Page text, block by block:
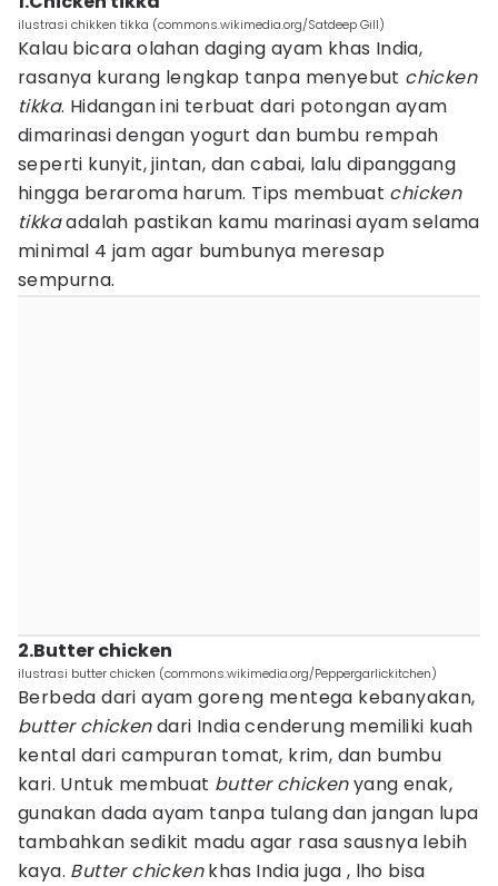
ilustrasi chikken tikka (commons.wikimedia.org/Satdeep Gill)
Kalau bicara olahan daging ayam khas India,
rasanya kurang lengkap tanpa menyebut chicken
tikka. Hidangan ini terbuat dari potongan ayam
dimarinasi dengan yogurt dan bumbu rempah
seperti kunyit, jintan, dan cabai, lalu dipanggang
hingga beraroma harum. Tips membuat chicken
tikkaadalah pastikan kamu marinasi ayam selama
minimal 4 jam agar bumbunya meresap
sempurna.
2.Butter chicken
ilustrasi butter chicken (commons.wikimedia.org/Peppergarlickitchen)
Berbeda dari ayam goreng mentega kebanyakan,
butter chickendari India cenderung memiliki kuah
kental dari campuran tomat, krim, dan bumbu
kari. Untuk membuat butter chickenyang enak,
gunakan dada ayam tanpa tulang dan jangan lupa
tambahkan sedikit madu agar rasa sausnya lebih
kaya. Butter chickenkhas India juga , lho bisa